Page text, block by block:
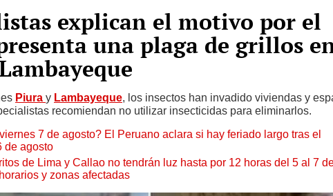
explican el motivo por el
una plaga de grillos
Piura y Lambayeque, los insectos han invadido viviendas y
recomiendan no utilizar insecticidas para eliminarlos.
7 de agosto? El Peruano aclara si hay feriado largo tras el
de agosto
de Lima y Callao no tendrán luz hasta por 12 horas del 5 al 7
y zonas afectadas